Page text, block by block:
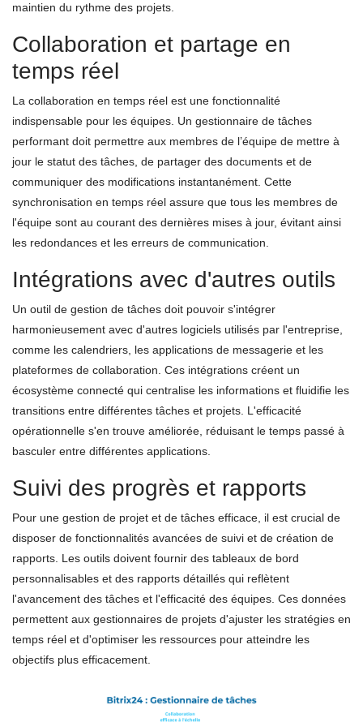
maintien du rythme des projets.
Collaboration et partage en
temps réel
La collaboration en temps réel est une fonctionnalité
indispensable pour les équipes. Un gestionnaire de tâches
performant doit permettre aux membres de l’équipe de mettre à
jour le statut des tâches, de partager des documents et de
communiquer des modifications instantanément. Cette
synchronisation en temps réel assure que tous les membres de
l'équipe sont au courant des dernières mises à jour, évitant ainsi
les redondances et les erreurs de communication.
Intégrations avec d'autres outils
Un outil de gestion de tâches doit pouvoir s'intégrer
harmonieusement avec d'autres logiciels utilisés par l'entreprise,
comme les calendriers, les applications de messagerie et les
plateformes de collaboration. Ces intégrations créent un
écosystème connecté qui centralise les informations et fluidifie les
transitions entre différentes tâches et projets. L'efficacité
opérationnelle s'en trouve améliorée, réduisant le temps passé à
basculer entre différentes applications.
Suivi des progrès et rapports
Pour une gestion de projet et de tâches efficace, il est crucial de
disposer de fonctionnalités avancées de suivi et de création de
rapports. Les outils doivent fournir des tableaux de bord
personnalisables et des rapports détaillés qui reflètent
l'avancement des tâches et l'efficacité des équipes. Ces données
permettent aux gestionnaires de projets d'ajuster les stratégies en
temps réel et d'optimiser les ressources pour atteindre les
objectifs plus efficacement.